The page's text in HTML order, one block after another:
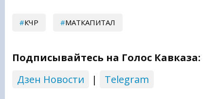
КЧР МАТКАПИТАЛ
Подписывайтесь на Голос Кавказа:
Дзен Новости
| Telegram